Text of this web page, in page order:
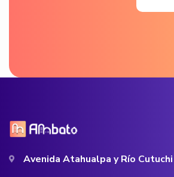
Avenida Atahualpa y Río Cutuchi